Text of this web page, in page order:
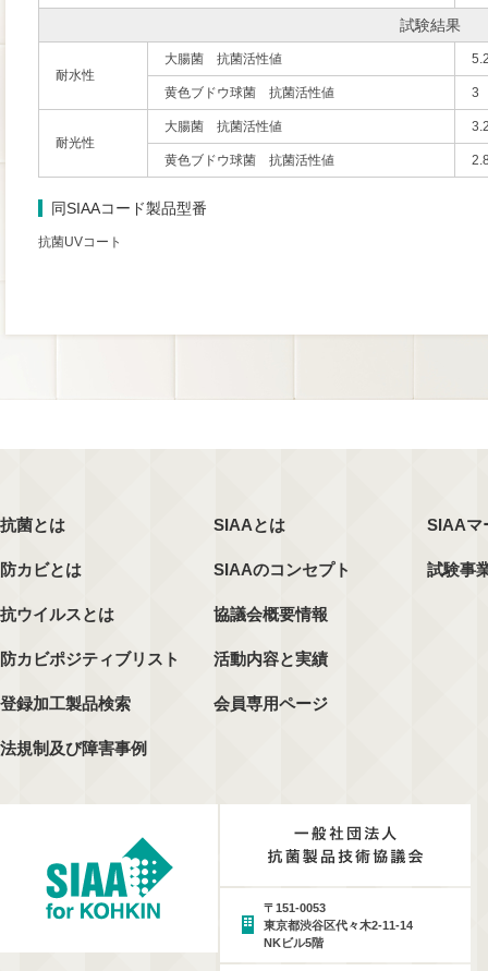
試験結果
耐水性
大腸菌 抗菌活性値
黄色ブドウ球菌 抗菌活性値 3
耐光性
大腸菌 抗菌活性値
黄色ブドウ球菌 抗菌活性値
同SIAAコード製品型番
抗菌UVコート
抗菌とは
防カビとは
抗ウイルスとは
防カビポジティブリスト
登録加工製品検索
法規制及び障害事例
SIAAとは
SIAAのコンセプト
協議会概要情報
活動内容と実績
会員専用ページ
SIAAマ
試験事
〒151-0053
東京都渋谷区代々木2-11-14
NKビル5階